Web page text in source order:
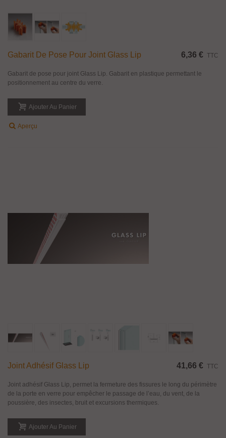
Gabarit De Pose Pour Joint Glass Lip 6,36 € TTC
Gabarit de pose pour joint Glass Lip. Gabarit en plastique permettant le
positionnement au centre du verre.
Ajouter Au Panier
Aperçu
Joint Adhésif Glass Lip 41,66 € TTC
Joint adhésif Glass Lip, permet la fermeture des fissures le long du périmètre
de la porte en verre pour empêcher le passage de l’eau, du vent, de la
poussière, des insectes, bruit et excursions thermiques.
Ajouter Au Panier